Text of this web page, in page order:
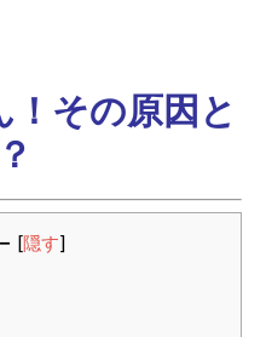
！その原因と
[隠す]